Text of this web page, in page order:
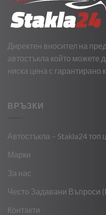
Директен вносител на
автостъкла който можете
ниска цена с гарантирано
ВРЪЗКИ
Автостъкла – Stakla24 топ
Марки
За нас
Често Задавани Въпроси
Контакти